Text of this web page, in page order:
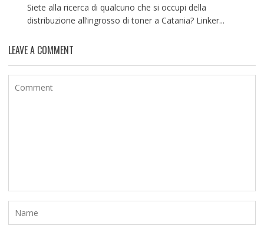
Siete alla ricerca di qualcuno che si occupi della
distribuzione all’ingrosso di toner a Catania? Linker...
LEAVE A COMMENT